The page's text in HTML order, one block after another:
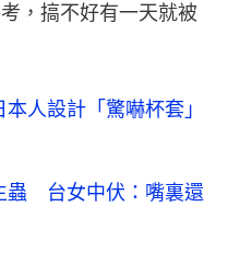
，搞不好有一天就被
人設計「驚嚇杯套」
蟲 台女中伏：嘴裏還